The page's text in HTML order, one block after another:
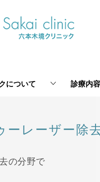
について 診療内容
ーレーザー除
の分野で